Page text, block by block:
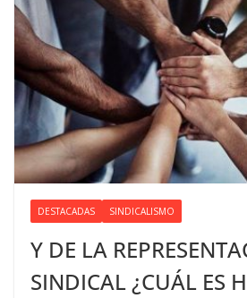
DESTACADAS SINDICALISMO
Y DE LA
SINDICAL ¿CUÁL ES